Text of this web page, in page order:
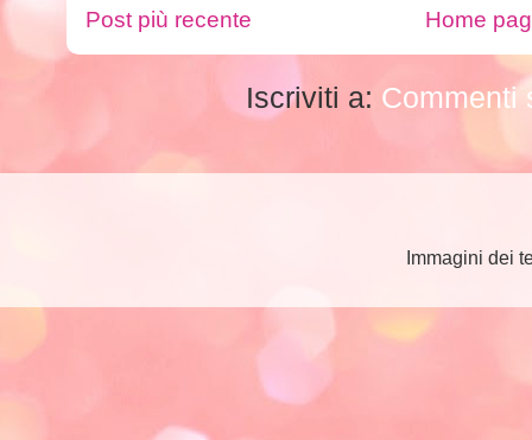
Post più recente Home
Iscriviti a: Commenti
Immagini dei